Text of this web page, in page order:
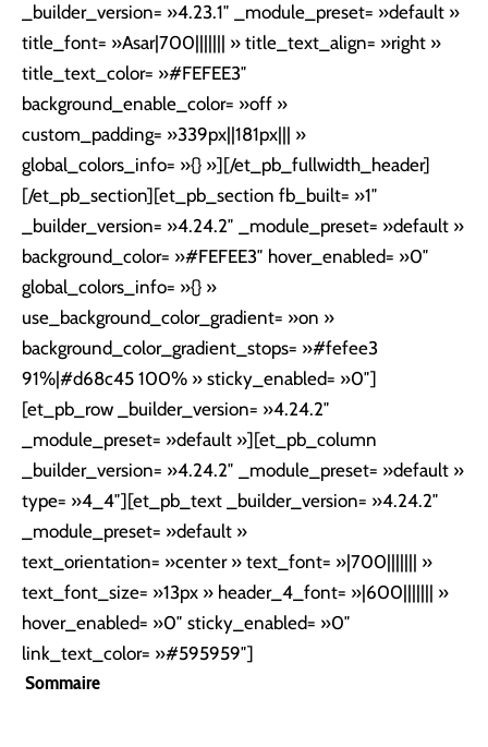
_builder_version= »4.23.1″ _module_preset= »default »
title_font= »Asar|700||||||| » title_text_align= »right »
title_text_color= »#FEFEE3″
background_enable_color= »off »
custom_padding= »339px||181px||| »
global_colors_info= »{} »][/et_pb_fullwidth_header]
[/et_pb_section][et_pb_section fb_built= »1″
_builder_version= »4.24.2″ _module_preset= »default »
background_color= »#FEFEE3″ hover_enabled= »0″
global_colors_info= »{} »
use_background_color_gradient= »on »
background_color_gradient_stops= »#fefee3
91%|#d68c45 100% » sticky_enabled= »0″]
[et_pb_row _builder_version= »4.24.2″
_module_preset= »default »][et_pb_column
_builder_version= »4.24.2″ _module_preset= »default »
type= »4_4″][et_pb_text _builder_version= »4.24.2″
_module_preset= »default »
text_orientation= »center » text_font= »|700||||||| »
text_font_size= »13px » header_4_font= »|600||||||| »
hover_enabled= »0″ sticky_enabled= »0″
link_text_color= »#595959″]
Sommaire